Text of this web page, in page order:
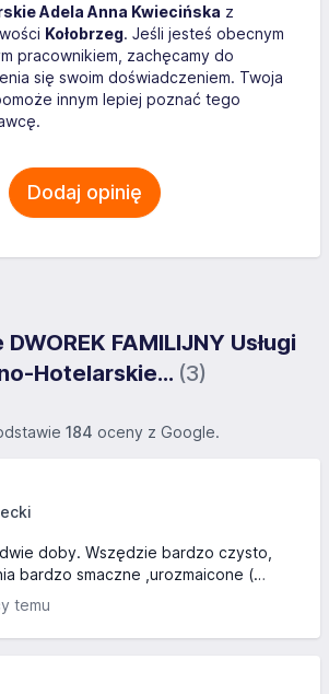
Adela Anna Kwiecińska z
Kołobrzeg. Jeśli jesteś obecnym
pracownikiem, zachęcamy do
się swoim doświadczeniem. Twoja
innym lepiej poznać tego
Dodaj opinię
FAMILIJNY Usługi
Hotelarskie... (3)
184 oceny z Google.
doby. Wszędzie bardzo czysto,
bardzo smaczne ,urozmaicone (
smaczne sałatki bardzo dobra
ulubione naleśniki z powidłami ). Pokój
salon. Bardzo duży
jest 20 minut dogi pieszo ,do
temu